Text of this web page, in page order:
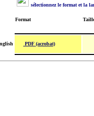
sélectionnez le format et la
Format
PDF (acrobat)